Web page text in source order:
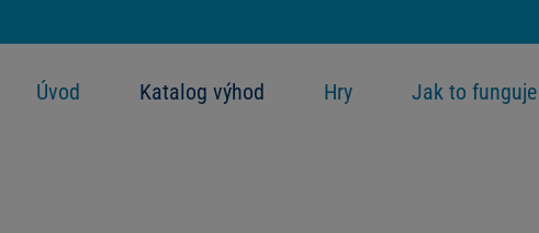
Úvod Katalog výhod Hry Jak to funguje